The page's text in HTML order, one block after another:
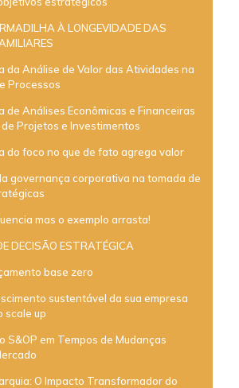
À LONGEVIDADE DAS
da Análise de Valor das Atividades na
Processos
de Análises Econômicas e Financeiras
Projetos e Investimentos
do foco no que de fato agrega valor
governança corporativa na tomada de
mas o exemplo arrasta!
DECISÃO ESTRATÉGICA
base zero
sustentável da sua empresa
scale up
S&OP em Tempos de Mudanças
O Impacto Transformador do